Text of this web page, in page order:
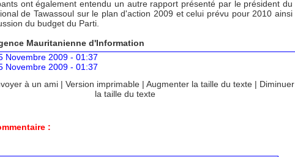
ont également entendu un autre rapport présenté par le président du
de Tawassoul sur le plan d'action 2009 et celui prévu pour 2010 ainsi
du budget du Parti.
Mauritanienne d'Information
Novembre 2009 - 01:37
Novembre 2009 - 01:37
à un ami | Version imprimable | Augmenter la taille du texte | Diminuer
la taille du texte
: